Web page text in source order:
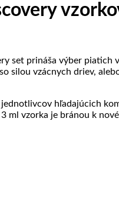
set prináša výber piatich
silou vzácnych driev,
hľadajúcich
ml vzorka je bránou k